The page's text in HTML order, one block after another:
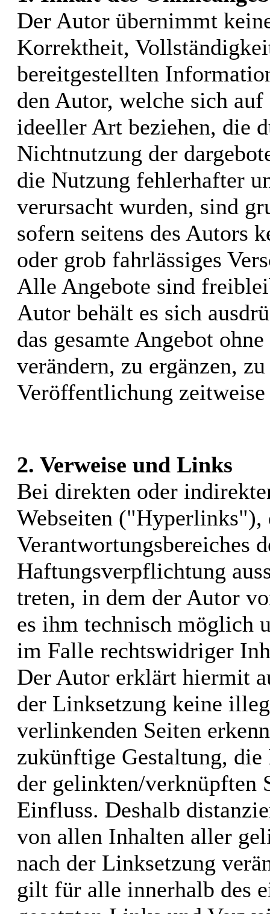
Der Autor übernimmt
Korrektheit,
bereitgestellten
den Autor, welche sich
ideeller Art beziehen, die
Nichtnutzung der
die Nutzung fehlerhafter
verursacht wurden, sind
sofern seitens des Autors
oder grob fahrlässiges
Alle Angebote sind
Autor behält es sich
das gesamte Angebot
verändern, zu ergänzen,
Veröffentlichung
2. Verweise und Links
Bei direkten oder
Webseiten ("Hyperlinks"),
Verantwortungsbereiches
Haftungsverpflichtung
treten, in dem der Autor
es ihm technisch möglich
im Falle rechtswidriger
Der Autor erklärt hiermit
der Linksetzung keine
verlinkenden Seiten
zukünftige Gestaltung,
der gelinkten/verknüpften
Einfluss. Deshalb
von allen Inhalten aller
nach der Linksetzung
gilt für alle innerhalb des